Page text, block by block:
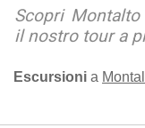
Scopri
il nostro tour a
Escursioni a